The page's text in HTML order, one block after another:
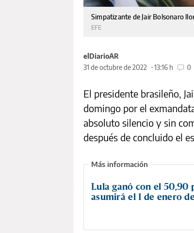
Simpatizante de Jair Bolsonaro
EFE
elDiarioAR
31 de octubre de 2022
13:16 h 0
El presidente brasileño,
domingo por el
absoluto silencio y sin
después de concluido el
Lula ganó con el 50,90
asumirá el 1 de enero